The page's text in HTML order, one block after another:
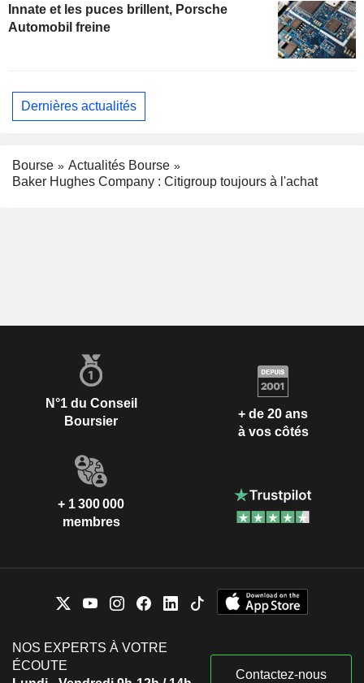
Innate et les puces brillent, Porsche
Automobil freine
Dernières actualités
Bourse
Actualités Bourse
Baker Hughes Company : Citigroup toujours à l'achat
N°1 du Conseil
Boursier
+ de 20 ans
à vos côtés
+ 1 300 000
membres
NOS EXPERTS À VOTRE
ÉCOUTE
Contactez-nous